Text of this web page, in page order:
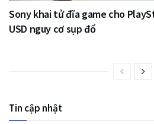
Sony khai tử đĩa game cho
USD nguy cơ sụp đổ
Tin cập nhật